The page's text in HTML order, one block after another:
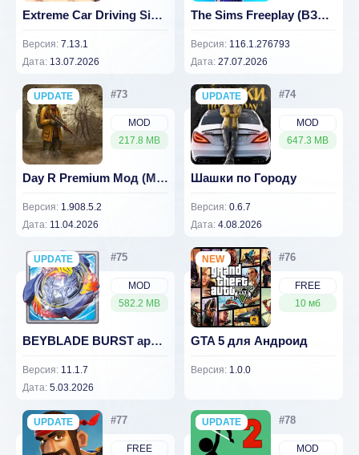
Extreme Car Driving Simulator Мод (Много Денег) 7.13.1
Версия: 7.13.1
Дата: 13.07.2026
The Sims Freeplay (ВЗЛОМ Много Денег)
Версия: 116.1.276793
Дата: 27.07.2026
MOD
217.8 MB
UPDATE
NEW
Day R Premium Мод (Много Крышек) 1.821
Версия: 1.908.5.2
Дата: 11.04.2026
MOD
647.3 MB
UPDATE
NEW
Шашки по Городу
Версия: 0.6.7
Дата: 4.08.2026
MOD
582.2 MB
UPDATE
NEW
BEYBLADE BURST app v 11.1.7 [ВЗЛОМ на деньги]
Версия: 11.1.7
Дата: 5.03.2026
FREE
10 мб
NEW
GTA 5 для Андроид
Версия: 1.0.0
FREE
UPDATE
NEW
MOD
UPDATE
NEW